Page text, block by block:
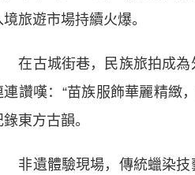
境旅遊市場持續火爆。
古城街巷，民族旅拍成為
連讚嘆：“苗族服飾華麗精緻
錄東方古韻。
遺體驗現場，傳統蠟染技